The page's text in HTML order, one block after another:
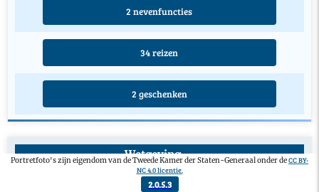
2 nevenfuncties
34 reizen
2 geschenken
Wetgeving
Portretfoto's zijn eigendom van de Tweede Kamer der Staten-Generaal onder deCC BY-
NC 4.0 licentie.
2.0.5.3